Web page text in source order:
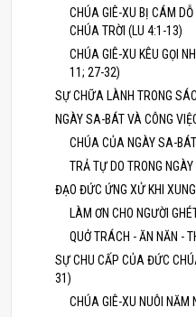
CHÚA GIÊ-XU BỊ CÁM
CHÚA TRỜI (LU 4:1-13)
CHÚA GIÊ-XU KÊU GỌI
11; 27-32)
SỰ CHỮA LÀNH TRONG
NGÀY SA-BÁT VÀ CÔNG
CHÚA CỦA NGÀY SA-
TRẢ TỰ DO TRONG
ĐẠO ĐỨC ỨNG XỬ KHI
LÀM ƠN CHO NGƯỜI
QUỞ TRÁCH - ĂN NĂN -
SỰ CHU CẤP CỦA ĐỨC
31)
CHÚA GIÊ-XU NUÔI NĂM